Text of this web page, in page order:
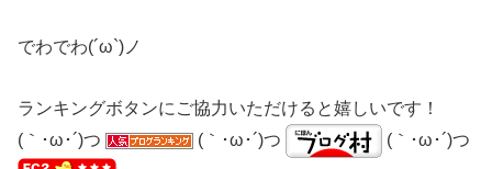
でわでわ(´ω`)ノ
ランキングボタンにご協力いただけると嬉しいです！
(｀･ω･´)つ
(｀･ω･´)つ (｀･ω･´)つ